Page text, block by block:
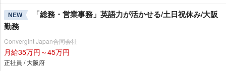
NEW
「総務・営業事務」英語力が活かせる/土日祝休み/大阪
勤務
Convergint Japan合同会社
月給35万円～45万円
正社員 / 大阪府